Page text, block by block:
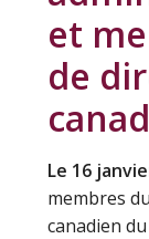
et
de
Le 16
membres
canadien